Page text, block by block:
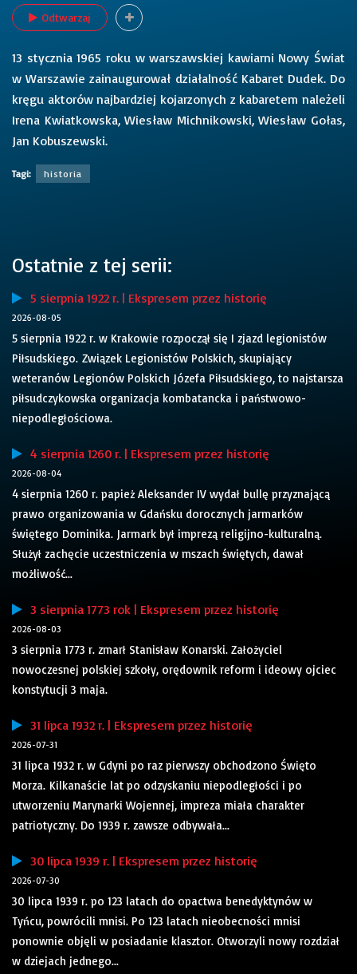
Odtwarzaj
13 stycznia 1965 roku w warszawskiej kawiarni Nowy Świat
w Warszawie zainaugurował działalność Kabaret Dudek. Do
kręgu aktorów najbardziej kojarzonych z kabaretem należeli
Irena Kwiatkowska, Wiesław Michnikowski, Wiesław Gołas,
Jan Kobuszewski.
Tagi: historia
Ostatnie z tej serii:
5 sierpnia 1922 r. | Ekspresem przez historię
2026-08-05
5 sierpnia 1922 r. w Krakowie rozpoczął się I zjazd legionistów
Piłsudskiego. Związek Legionistów Polskich, skupiający
weteranów Legionów Polskich Józefa Piłsudskiego, to najstarsza
piłsudczykowska organizacja kombatancka i państwowo-
niepodległościowa.
4 sierpnia 1260 r. | Ekspresem przez historię
2026-08-04
4 sierpnia 1260 r. papież Aleksander IV wydał bullę przyznającą
prawo organizowania w Gdańsku dorocznych jarmarków
świętego Dominika. Jarmark był imprezą religijno-kulturalną.
Służył zachęcie uczestniczenia w mszach świętych, dawał
możliwość...
3 sierpnia 1773 rok | Ekspresem przez historię
2026-08-03
3 sierpnia 1773 r. zmarł Stanisław Konarski. Założyciel
nowoczesnej polskiej szkoły, orędownik reform i ideowy ojciec
konstytucji 3 maja.
31 lipca 1932 r. | Ekspresem przez historię
2026-07-31
31 lipca 1932 r. w Gdyni po raz pierwszy obchodzono Święto
Morza. Kilkanaście lat po odzyskaniu niepodległości i po
utworzeniu Marynarki Wojennej, impreza miała charakter
patriotyczny. Do 1939 r. zawsze odbywała...
30 lipca 1939 r. | Ekspresem przez historię
2026-07-30
30 lipca 1939 r. po 123 latach do opactwa benedyktynów w
Tyńcu, powrócili mnisi. Po 123 latach nieobecności mnisi
ponownie objęli w posiadanie klasztor. Otworzyli nowy rozdział
w dziejach jednego...